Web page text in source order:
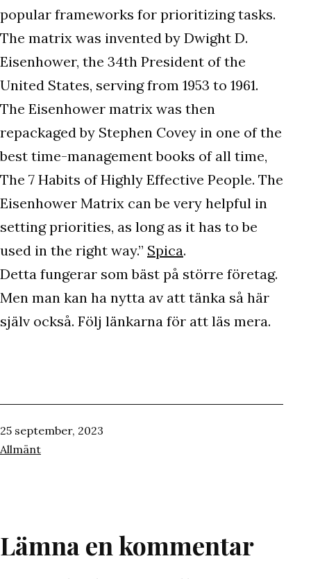
popular frameworks for prioritizing tasks.
The matrix was invented by Dwight D.
Eisenhower, the 34th President of the
United States, serving from 1953 to 1961.
The Eisenhower matrix was then
repackaged by Stephen Covey in one of the
best time-management books of all time,
The 7 Habits of Highly Effective People. The
Eisenhower Matrix can be very helpful in
setting priorities, as long as it has to be
used in the right way.” Spica.
Detta fungerar som bäst på större företag.
Men man kan ha nytta av att tänka så här
själv också. Följ länkarna för att läs mera.
Publicerat
den
25 september, 2023
Kategoriserat
Allmänt
Lämna en kommentar